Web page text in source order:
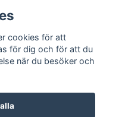
för senaste nytt!
cookies för att
för dig och för att du
när du besöker och